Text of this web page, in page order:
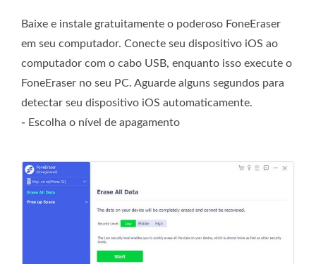
Baixe e instale gratuitamente o poderoso FoneEraser
em seu computador. Conecte seu dispositivo iOS ao
computador com o cabo USB, enquanto isso execute o
FoneEraser no seu PC. Aguarde alguns segundos para
detectar seu dispositivo iOS automaticamente.
- Escolha o nível de apagamento